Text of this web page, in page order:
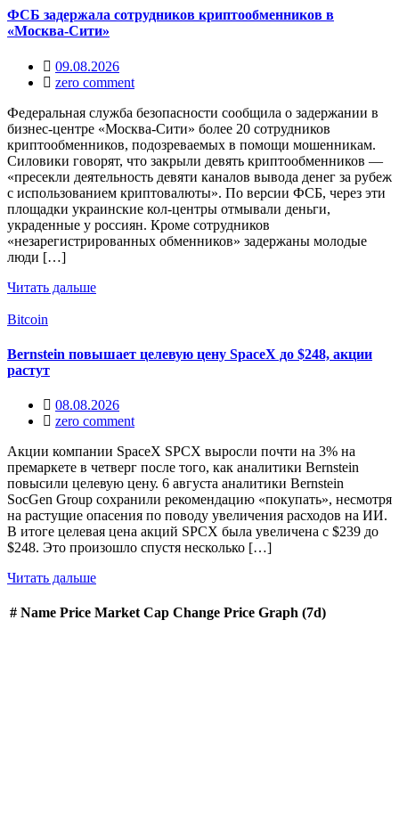
ФСБ задержала сотрудников криптообменников в
«Москва-Сити»
09.08.2026
zero comment
Федеральная служба безопасности сообщила о задержании в
бизнес‑центре «Москва‑Сити» более 20 сотрудников
криптообменников, подозреваемых в помощи мошенникам.
Силовики говорят, что закрыли девять криптообменников —
«пресекли деятельность девяти каналов вывода денег за рубеж
с использованием криптовалюты». По версии ФСБ, через эти
площадки украинские кол‑центры отмывали деньги,
украденные у россиян. Кроме сотрудников
«незарегистрированных обменников» задержаны молодые
люди […]
Читать дальше
Bitcoin
Bernstein повышает целевую цену SpaceX до $248, акции
растут
08.08.2026
zero comment
Акции компании SpaceX SPCX выросли почти на 3% на
премаркете в четверг после того, как аналитики Bernstein
повысили целевую цену. 6 августа аналитики Bernstein
SocGen Group сохранили рекомендацию «покупать», несмотря
на растущие опасения по поводу увеличения расходов на ИИ.
В итоге целевая цена акций SPCX была увеличена с $239 до
$248. Это произошло спустя несколько […]
Читать дальше
# Name Price Market Cap Change Price Graph (7d)